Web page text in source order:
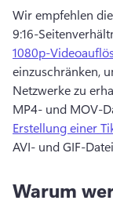
Wir empfehlen
9:16-
1080p-
einzuschränken,
Netzwerke zu
MP4- und MOV-
Erstellung einer
AVI- und GIF-
Warum